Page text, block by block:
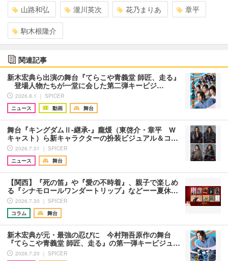
山路和弘 瀧川英次 花乃まりあ 章平
駒木根隆介
関連記事
新木宏典ら出演の舞台『てらこや青義堂 師匠、走る』
登場人物たちが一堂に会した第二弾キービジ…
2026.8.1 ｜ SPICER
ニュース
動画 舞台
舞台『キングダムⅡ-継承-』龐煖（東啓介・章平 W
キャスト）ら新キャラクターの扮装ビジュアル＆コ…
2026.7.31 ｜ SPICER
ニュース
舞台
【関西】『死の笛』や『愛の不時着』、親子で楽しめ
る『シナモロールワンダートリップ』などーー夏休…
2026.7.30 ｜ SPICER
コラム
舞台
新木宏典が元・最強の忍びに 今村翔吾原作の舞台
『てらこや青義堂 師匠、走る』の第一弾キービジュ…
2026.7.20 ｜ SPICER